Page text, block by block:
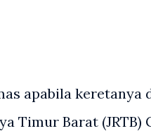
apabila keretanya
Timur Barat (JRTB)